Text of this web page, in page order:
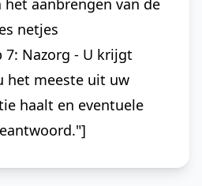
het aanbrengen van de
netjes
7: Nazorg - U krijgt
het meeste uit uw
haalt en eventuele